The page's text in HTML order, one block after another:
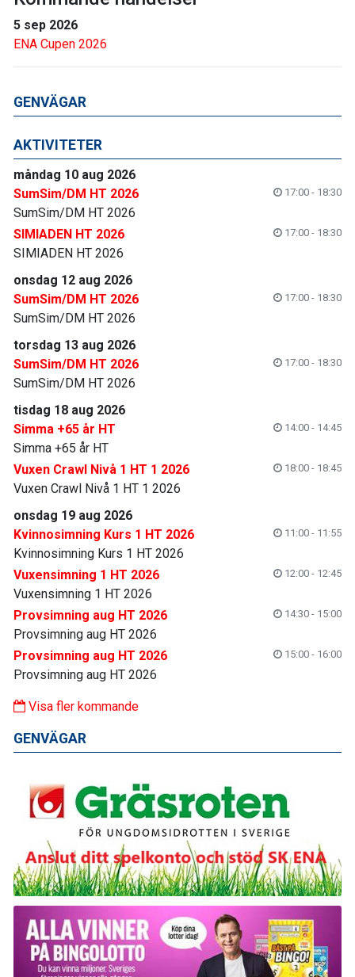
5 sep 2026
ENA Cupen 2026
GENVÄGAR
AKTIVITETER
måndag 10 aug 2026
SumSim/DM HT 2026
17:00 - 18:30
SumSim/DM HT 2026
SIMIADEN HT 2026
17:00 - 18:30
SIMIADEN HT 2026
onsdag 12 aug 2026
SumSim/DM HT 2026
17:00 - 18:30
SumSim/DM HT 2026
torsdag 13 aug 2026
SumSim/DM HT 2026
17:00 - 18:30
SumSim/DM HT 2026
tisdag 18 aug 2026
Simma +65 år HT
14:00 - 14:45
Simma +65 år HT
Vuxen Crawl Nivå 1 HT 1 2026
18:00 - 18:45
Vuxen Crawl Nivå 1 HT 1 2026
onsdag 19 aug 2026
Kvinnosimning Kurs 1 HT 2026
11:00 - 11:55
Kvinnosimning Kurs 1 HT 2026
Vuxensimning 1 HT 2026
12:00 - 12:45
Vuxensimning 1 HT 2026
Provsimning aug HT 2026
14:30 - 15:00
Provsimning aug HT 2026
Provsimning aug HT 2026
15:00 - 16:00
Provsimning aug HT 2026
Visa fler kommande
GENVÄGAR